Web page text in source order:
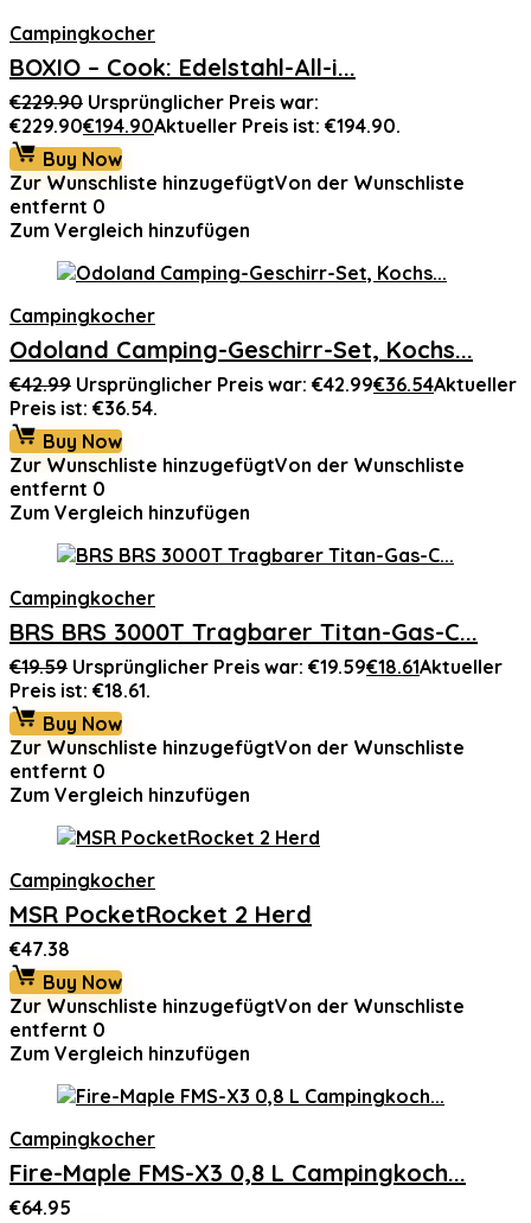
Campingkocher
BOXIO – Cook: Edelstahl-All-i...
€229.90 Ursprünglicher Preis war:
€229.90€194.90Aktueller Preis ist: €194.90.
Buy Now
Zur Wunschliste hinzugefügtVon der Wunschliste
entfernt 0
Zum Vergleich hinzufügen
Campingkocher
Odoland Camping-Geschirr-Set, Kochs...
€42.99 Ursprünglicher Preis war: €42.99€36.54Aktueller
Preis ist: €36.54.
Buy Now
Zur Wunschliste hinzugefügtVon der Wunschliste
entfernt 0
Zum Vergleich hinzufügen
Campingkocher
BRS BRS 3000T Tragbarer Titan-Gas-C...
€19.59 Ursprünglicher Preis war: €19.59€18.61Aktueller
Preis ist: €18.61.
Buy Now
Zur Wunschliste hinzugefügtVon der Wunschliste
entfernt 0
Zum Vergleich hinzufügen
Campingkocher
MSR PocketRocket 2 Herd
€47.38
Buy Now
Zur Wunschliste hinzugefügtVon der Wunschliste
entfernt 0
Zum Vergleich hinzufügen
Campingkocher
Fire-Maple FMS-X3 0,8 L Campingkoch...
€64.95